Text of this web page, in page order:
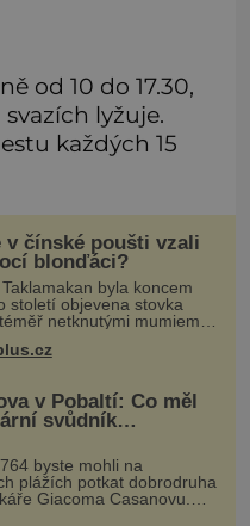
od 10 do 17.30,
lyžuje.
každých 15
v čínské poušti vzali
blonďáci?
byla koncem
století objevena stovka
netknutými mumiemi.
Asi nejvíc přitom
v Pobaltí: Co měl
svůdník
se svobodnými
byste mohli na
plážích potkat dobrodruha
Giacoma Casanovu.
k Baltskému moři však